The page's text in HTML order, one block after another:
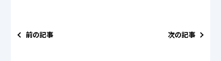
前の記事 次の記事